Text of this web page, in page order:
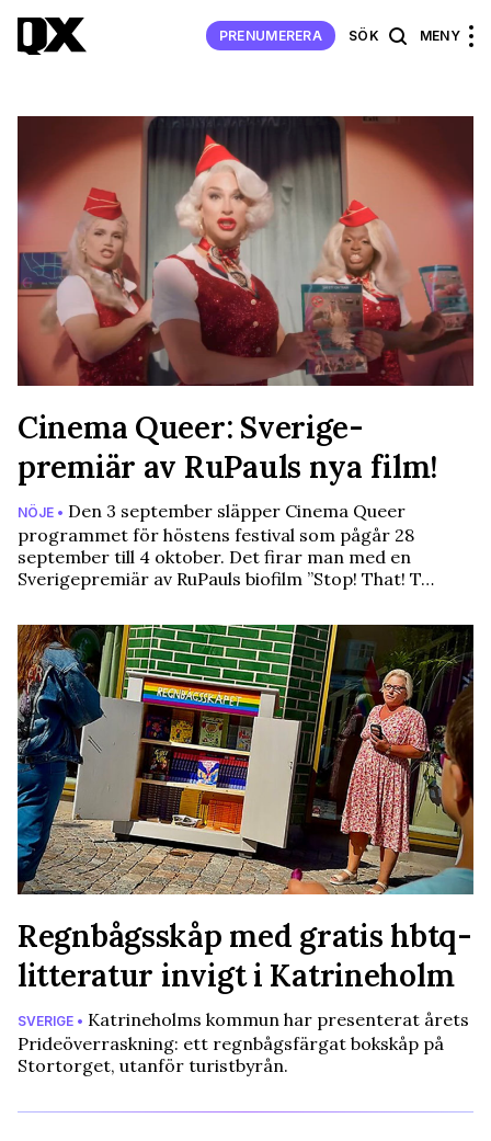
PRENUMERERA SÖK MENY
Cinema Queer: Sverige-
premiär av RuPauls nya film!
NÖJE • Den 3 september släpper Cinema Queer
programmet för höstens festival som pågår 28
september till 4 oktober. Det firar man med en
Sverigepremiär av RuPauls biofilm ”Stop! That! T…
Regnbågsskåp med gratis hbtq-
litteratur invigt i Katrineholm
SVERIGE • Katrineholms kommun har presenterat årets
Prideöverraskning: ett regnbågsfärgat bokskåp på
Stortorget, utanför turistbyrån.